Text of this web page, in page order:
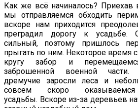
Как же всё начиналось? Приехав
мы отправляемся обходить
вскоре нам приходится
преградил дорогу к усадьбе.
сильный, поэтому пришлось
прыгать по ним. Некоторое время
кругу забор и
заброшенной военной части.
дремучие заросли леса и
совсем скоро
усадьбы. Вскоре из-за деревьев